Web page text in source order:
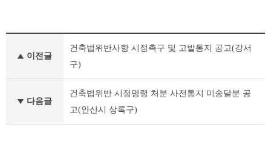
법
이전글
건축법위반사항 시정촉구 및 고발통지 공고(강서
구)
다음글
건축법위반 시정명령 처분 사전통지 미송달분 공
고(안산시 상록구)